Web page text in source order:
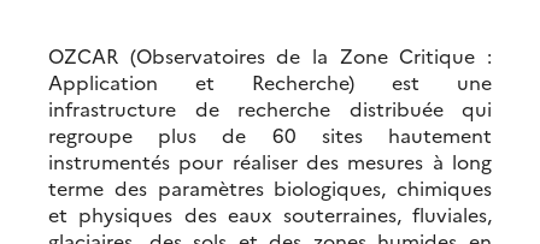
OZCAR (Observatoires de la Zone Critique :
Application et Recherche) est une
infrastructure de recherche distribuée qui
regroupe plus de 60 sites hautement
instrumentés pour réaliser des mesures à long
terme des paramètres biologiques, chimiques
et physiques des eaux souterraines, fluviales,